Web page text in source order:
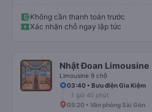
Không cần thanh toán trước
Xác nhận chỗ ngay lập tức
Nhật Đoan Limousine
Limousine 9 chỗ
03:40 • Bưu điện Gia Kiệm
1 giờ 40 phút
05:20 • Văn phòng Sài Gòn